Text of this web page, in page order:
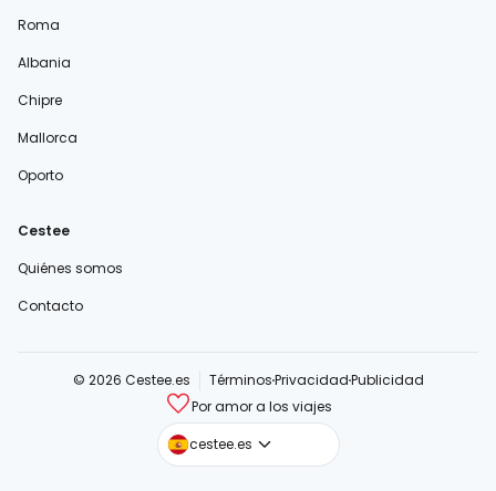
Roma
Albania
Chipre
Mallorca
Oporto
Cestee
Quiénes somos
Contacto
© 2026 Cestee.es TérminosPrivacidadPublicidad
Por amor a los viajes
cestee.es
cestee.com
cestee.sk